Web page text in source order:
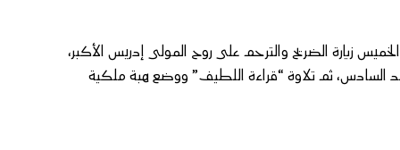
زيارة الضريح والترحم على روح المولى إدريس الأكبر،
السادس، ثم تلاوة “قراءة اللطيف” ووضع هبة ملكية